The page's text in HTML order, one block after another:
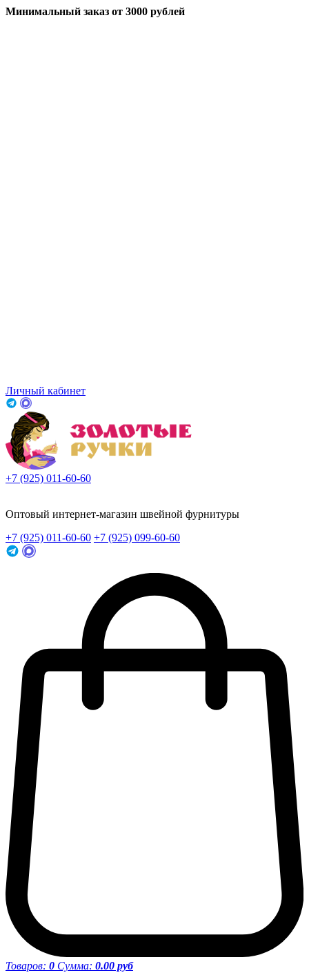
Минимальный заказ от 3000 рублей
Личный кабинет
+7 (925) 011-60-60
Оптовый интернет-магазин швейной фурнитуры
+7 (925) 011-60-60 +7 (925) 099-60-60
Товаров: 0 Сумма: 0.00 руб